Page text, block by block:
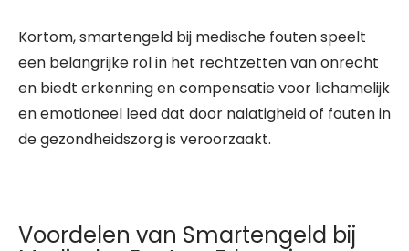
Kortom, smartengeld bij medische fouten speelt
een belangrijke rol in het rechtzetten van onrecht
en biedt erkenning en compensatie voor lichamelijk
en emotioneel leed dat door nalatigheid of fouten in
de gezondheidszorg is veroorzaakt.
Voordelen van Smartengeld bij